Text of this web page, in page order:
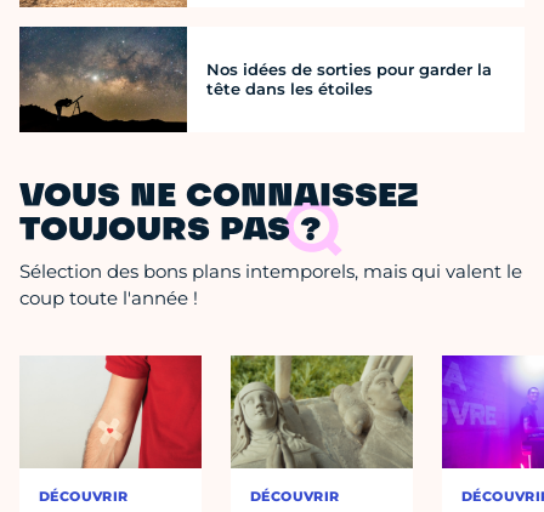
Nos idées de sorties pour garder la
tête dans les étoiles
VOUS NE CONNAISSEZ
TOUJOURS PAS ?
Sélection des bons plans intemporels, mais qui valent le
coup toute l'année !
DÉCOUVRIR DÉCOUVRIR